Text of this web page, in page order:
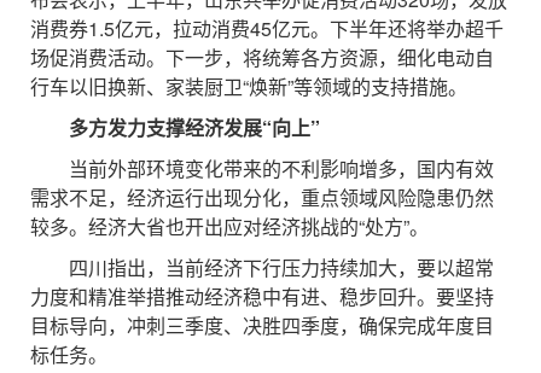
消费券1.5亿元，拉动消费45亿元。下半年还将举办超千
场促消费活动。下一步，将统筹各方资源，细化电动自
行车以旧换新、家装厨卫“焕新”等领域的支持措施。
多方发力支撑经济发展“向上”
当前外部环境变化带来的不利影响增多，国内有效
需求不足，经济运行出现分化，重点领域风险隐患仍然
较多。经济大省也开出应对经济挑战的“处方”。
四川指出，当前经济下行压力持续加大，要以超常
力度和精准举措推动经济稳中有进、稳步回升。要坚持
目标导向，冲刺三季度、决胜四季度，确保完成年度目
标任务。